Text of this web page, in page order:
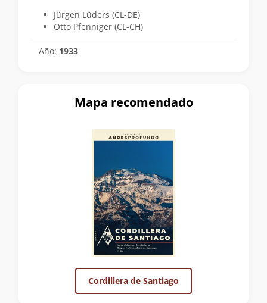
Jürgen Lüders (CL-DE)
Otto Pfenniger (CL-CH)
Año: 1933
Mapa recomendado
Cordillera de Santiago